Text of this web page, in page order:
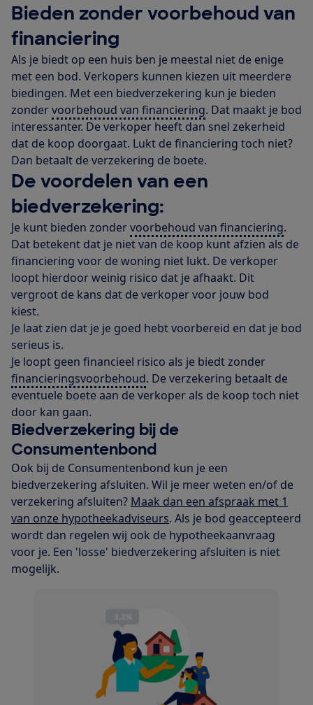
Bieden zonder voorbehoud van
financiering
Als je biedt op een huis ben je meestal niet de enige
met een bod. Verkopers kunnen kiezen uit meerdere
biedingen. Met een biedverzekering kun je bieden
zondervoorbehoud van financiering. Dat maakt je bod
interessanter. De verkoper heeft dan snel zekerheid
dat de koop doorgaat. Lukt de financiering toch niet?
Dan betaalt de verzekering de boete.
De voordelen van een
biedverzekering:
Je kunt bieden zondervoorbehoud van financiering.
Dat betekent dat je niet van de koop kunt afzien als de
financiering voor de woning niet lukt. De verkoper
loopt hierdoor weinig risico dat je afhaakt. Dit
vergroot de kans dat de verkoper voor jouw bod
kiest.
Je laat zien dat je je goed hebt voorbereid en dat je bod
serieus is.
Je loopt geen financieel risico als je biedt zonder
financieringsvoorbehoud. De verzekering betaalt de
eventuele boete aan de verkoper als de koop toch niet
door kan gaan.
Biedverzekering bij de
Consumentenbond
Ook bij de Consumentenbond kun je een
biedverzekering afsluiten. Wil je meer weten en/of de
verzekering afsluiten? Maak dan een afspraak met 1
van onze hypotheekadviseurs. Als je bod geaccepteerd
wordt dan regelen wij ook de hypotheekaanvraag
voor je. Een 'losse' biedverzekering afsluiten is niet
mogelijk.